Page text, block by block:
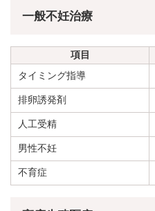
一般不妊治療
項目
タイミング指導
排卵誘発剤
人工受精
男性不妊
不育症